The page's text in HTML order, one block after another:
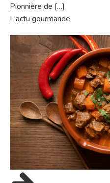
Pionnière de […]
L'actu gourmande